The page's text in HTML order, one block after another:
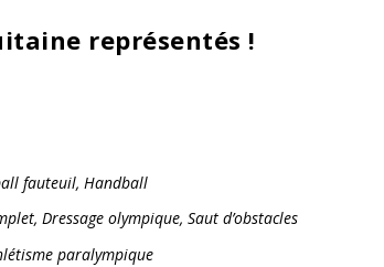
représentés !
fauteuil, Handball
Dressage olympique, Saut d’obstacles
paralympique